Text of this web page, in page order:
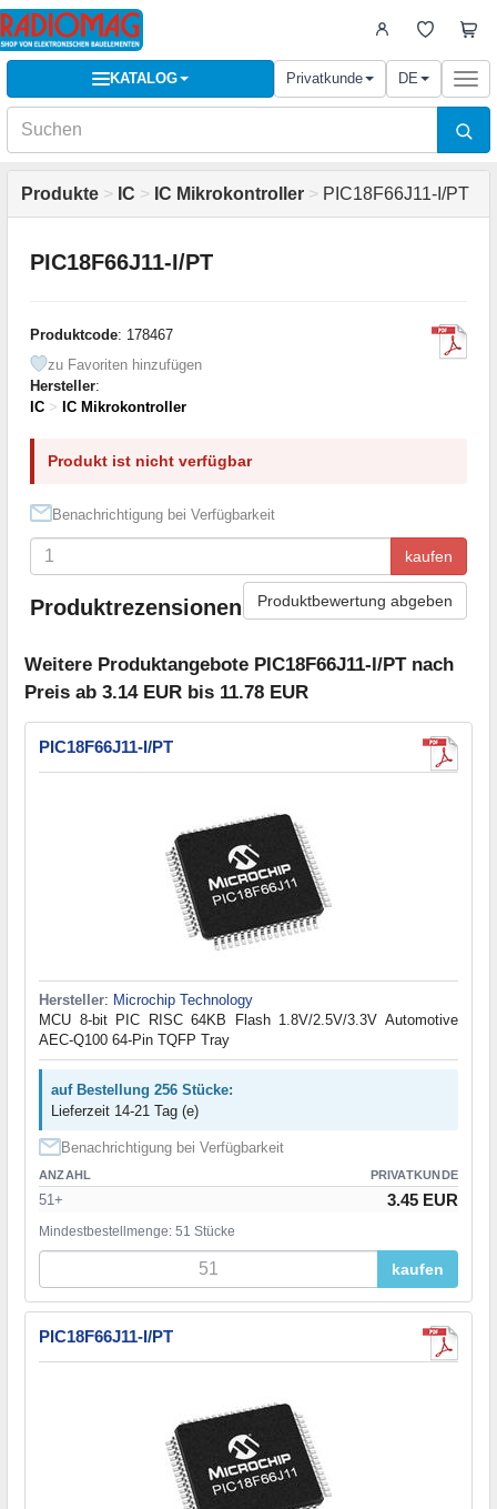
KATALOG Privatkunde DE
Produkte > IC > IC Mikrokontroller > PIC18F66J11-I/PT
PIC18F66J11-I/PT
Produktcode: 178467
zu Favoriten hinzufügen
Hersteller:
IC > IC Mikrokontroller
Produkt ist nicht verfügbar
Benachrichtigung bei Verfügbarkeit
kaufen
Produktrezensionen Produktbewertung abgeben
Weitere Produktangebote PIC18F66J11-I/PT nach
Preis ab 3.14 EUR bis 11.78 EUR
PIC18F66J11-I/PT
Hersteller: Microchip Technology
MCU 8-bit PIC RISC 64KB Flash 1.8V/2.5V/3.3V Automotive
AEC-Q100 64-Pin TQFP Tray
auf Bestellung 256 Stücke:
Lieferzeit 14-21 Tag (e)
Benachrichtigung bei Verfügbarkeit
ANZAHL PRIVATKUNDE
51+ 3.45 EUR
Mindestbestellmenge: 51 Stücke
kaufen
PIC18F66J11-I/PT